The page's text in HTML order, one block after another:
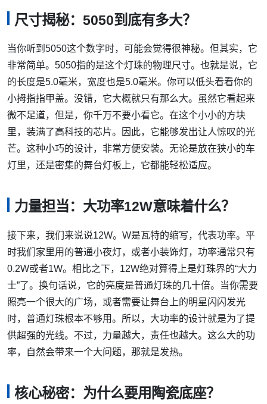
尺寸揭秘：5050到底有多大？
当你听到5050这个数字时，可能会觉得很神秘。但其实，它
非常简单。5050指的是这个灯珠的物理尺寸。也就是说，它
的长度是5.0毫米，宽度也是5.0毫米。你可以低头看看你的
小拇指指甲盖。没错，它大概就只有那么大。虽然它看起来
微不足道，但是，你千万不要小看它。在这个小小的方块
里，装满了高科技的芯片。因此，它能够发出让人惊叹的光
芒。这种小巧的设计，非常方便安装。无论是放在狭小的车
灯里，还是密集的舞台灯板上，它都能轻松适应。
力量担当：大功率12W意味着什么？
接下来，我们来说说12W。W是瓦特的缩写，代表功率。平
时我们家里用的普通小夜灯，或者小装饰灯，功率通常只有
0.2W或者1W。相比之下，12W绝对算得上是灯珠界的“大力
士”了。换句话说，它的亮度是普通灯珠的几十倍。当你需要
照亮一个很大的广场，或者需要让舞台上的明星闪闪发光
时，普通灯珠根本不够用。所以，大功率的设计就是为了提
供超强的光线。不过，力量越大，责任也越大。这么大的功
率，自然会带来一个大问题，那就是发热。
核心秘密：为什么要用陶瓷底座？